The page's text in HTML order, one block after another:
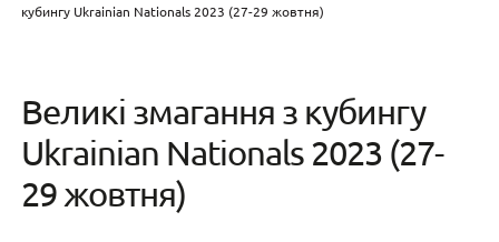
кубингу Ukrainian Nationals 2023 (27-29 жовтня)
Великі змагання з кубингу
Ukrainian Nationals 2023 (27-
29 жовтня)